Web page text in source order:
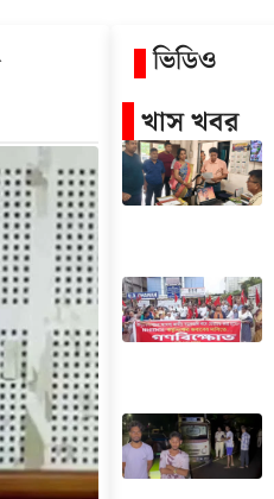
ভিডিও
খাস খবর